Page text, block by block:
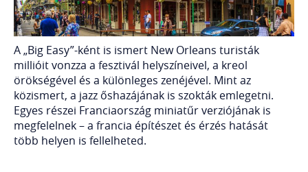
A „Big Easy”-ként is ismert New Orleans turisták
millióit vonzza a fesztivál helyszíneivel, a kreol
örökségével és a különleges zenéjével. Mint az
közismert, a jazz őshazájának is szokták emlegetni.
Egyes részei Franciaország miniatűr verziójának is
megfelelnek – a francia építészet és érzés hatását
több helyen is fellelheted.